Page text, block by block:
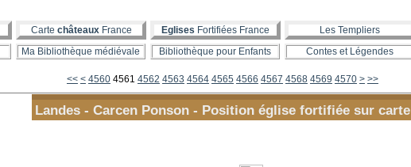
Carte châteauxFrance Eglises Fortifiées France Les Templiers
Ma Bibliothèque médiévale Bibliothèque pour Enfants Contes et Légendes
<< < 4500
4510
4520
4530
4540
4550
4560 4561 4562 4563 4564 4565 4566 4567 4568 4569 4570 4580
4590
4600
4700
4800
4900
5000
5100
5200
5300
5400
5500
5600
> >>
Landes - Carcen Ponson - Position église fortifiée sur carte